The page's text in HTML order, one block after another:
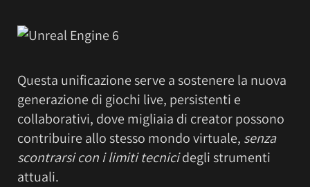
Questa unificazione serve a sostenere la nuova
generazione di giochi live, persistenti e
collaborativi, dove migliaia di creator possono
contribuire allo stesso mondo virtuale, senza
scontrarsi con i limiti tecnicidegli strumenti
attuali.